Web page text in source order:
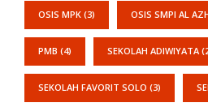
OSIS MPK (3) OSIS SMPI AL
PMB (4) SEKOLAH ADIWIYATA
SEKOLAH FAVORIT SOLO (3)